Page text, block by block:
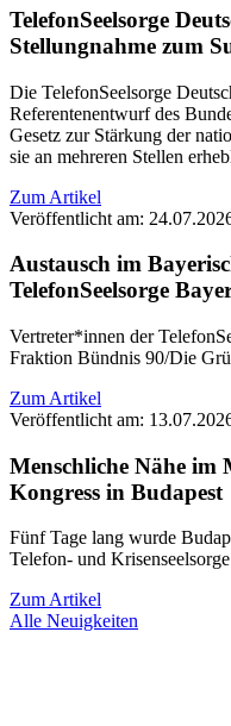
TelefonSeelsorge
Stellungnahme zum
Die TelefonSeelsorge
Referentenentwurf des
Gesetz zur Stärkung der
sie an mehreren Stellen
Zum Artikel
Veröffentlicht am:
Austausch im
TelefonSeelsorge
Vertreter*innen der
Fraktion Bündnis 90/Die
Zum Artikel
Veröffentlicht am:
Menschliche Nähe
Kongress in Budapest
Fünf Tage lang wurde
Telefon- und
Zum Artikel
Alle Neuigkeiten